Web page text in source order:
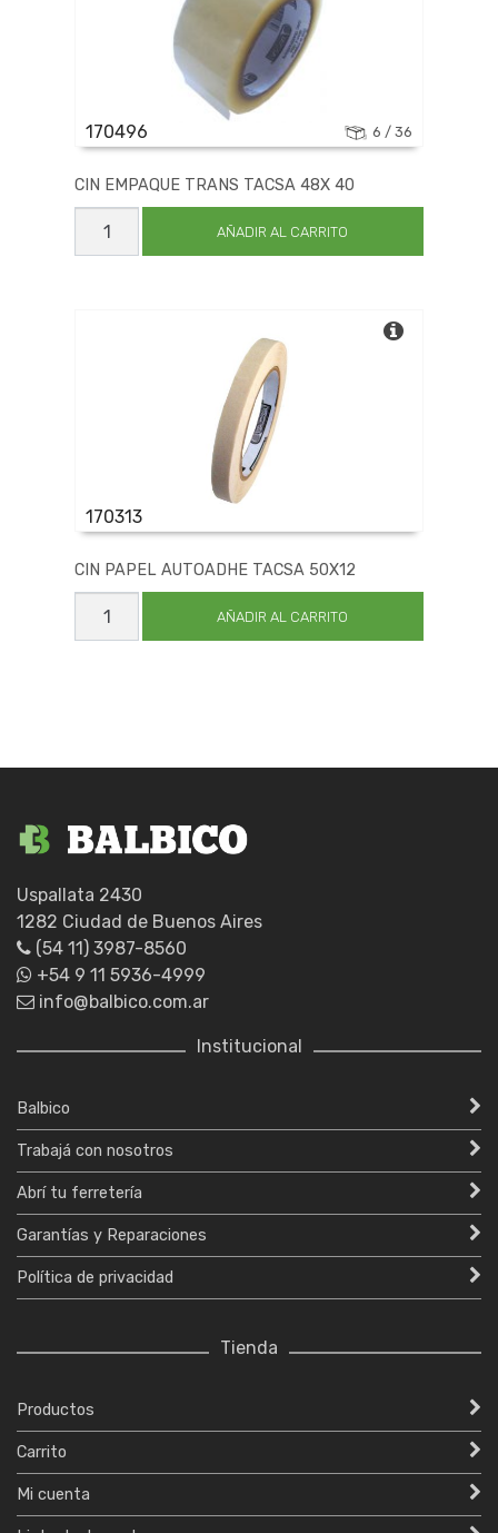
170496 6 / 36
CIN EMPAQUE TRANS TACSA 48X 40
CIN
EMPAQUE
TRANS
AÑADIR AL CARRITO
170313
CIN PAPEL AUTOADHE TACSA 50X12
CIN
PAPEL
AUTOADHE
AÑADIR AL CARRITO
Uspallata 2430
1282 Ciudad de Buenos Aires
(54 11) 3987-8560
+54 9 11 5936-4999
info@balbico.com.ar
Institucional
Balbico
Trabajá con nosotros
Abrí tu ferretería
Garantías y Reparaciones
Política de privacidad
Tienda
Productos
Carrito
Mi cuenta